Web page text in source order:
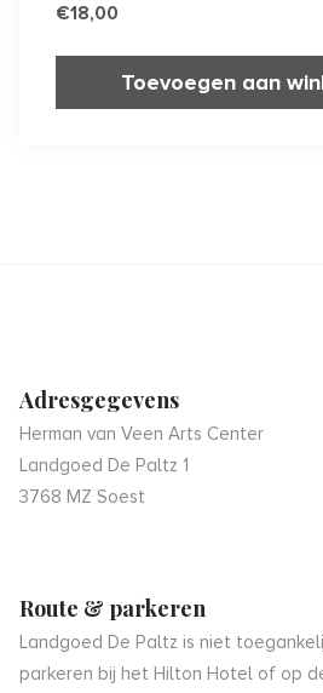
€18,00
Toevoegen aan
Adresgegevens
Herman van Veen Arts Center
Landgoed De Paltz 1
3768 MZ Soest
Route & parkeren
Landgoed De Paltz is niet
parkeren bij het Hilton Hotel of op